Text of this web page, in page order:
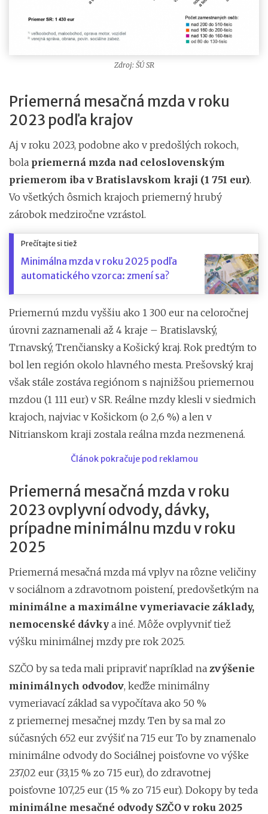
Zdroj: ŠÚ SR
Priemerná mesačná mzda v roku
2023 podľa krajov
Aj v roku 2023, podobne ako v predošlých rokoch,
bola priemerná mzda nad celoslovenským
priemerom iba v Bratislavskom kraji (1 751 eur).
Vo všetkých ôsmich krajoch priemerný hrubý
zárobok medziročne vzrástol.
Prečítajte si tiež
Minimálna mzda v roku 2025 podľa
automatického vzorca: zmení sa?
Priemernú mzdu vyššiu ako 1 300 eur na celoročnej
úrovni zaznamenali až 4 kraje – Bratislavský,
Trnavský, Trenčiansky a Košický kraj. Rok predtým to
bol len región okolo hlavného mesta. Prešovský kraj
však stále zostáva regiónom s najnižšou priemernou
mzdou (1 111 eur) v SR. Reálne mzdy klesli v siedmich
krajoch, najviac v Košickom (o 2,6 %) a len v
Nitrianskom kraji zostala reálna mzda nezmenená.
Článok pokračuje pod reklamou
Priemerná mesačná mzda v roku
2023 ovplyvní odvody, dávky,
prípadne minimálnu mzdu v roku
2025
Priemerná mesačná mzda má vplyv na rôzne veličiny
v sociálnom a zdravotnom poistení, predovšetkým na
minimálne a maximálne vymeriavacie základy,
nemocenské dávky a iné. Môže ovplyvniť tiež
výšku minimálnej mzdy pre rok 2025.
SZČO by sa teda mali pripraviť napríklad na zvýšenie
minimálnych odvodov, keďže minimálny
vymeriavací základ sa vypočítava ako 50 %
z priemernej mesačnej mzdy. Ten by sa mal zo
súčasných 652 eur zvýšiť na 715 eur To by znamenalo
minimálne odvody do Sociálnej poisťovne vo výške
237,02 eur (33,15 % zo 715 eur), do zdravotnej
poisťovne 107,25 eur (15 % zo 715 eur). Dokopy by teda
minimálne mesačné odvody SZČO v roku 2025